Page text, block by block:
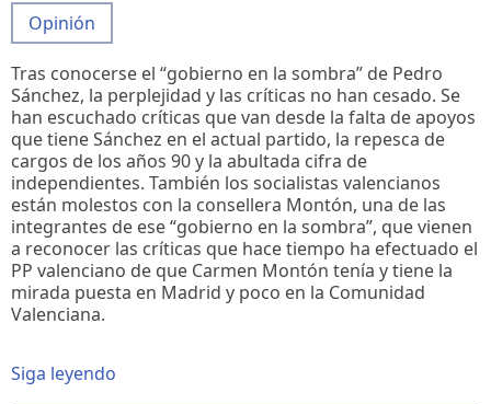
Opinión
Tras conocerse el “gobierno en la sombra” de Pedro
Sánchez, la perplejidad y las críticas no han cesado. Se
han escuchado críticas que van desde la falta de apoyos
que tiene Sánchez en el actual partido, la repesca de
cargos de los años 90 y la abultada cifra de
independientes. También los socialistas valencianos
están molestos con la consellera Montón, una de las
integrantes de ese “gobierno en la sombra”, que vienen
a reconocer las críticas que hace tiempo ha efectuado el
PP valenciano de que Carmen Montón tenía y tiene la
mirada puesta en Madrid y poco en la Comunidad
Valenciana.
Siga leyendo